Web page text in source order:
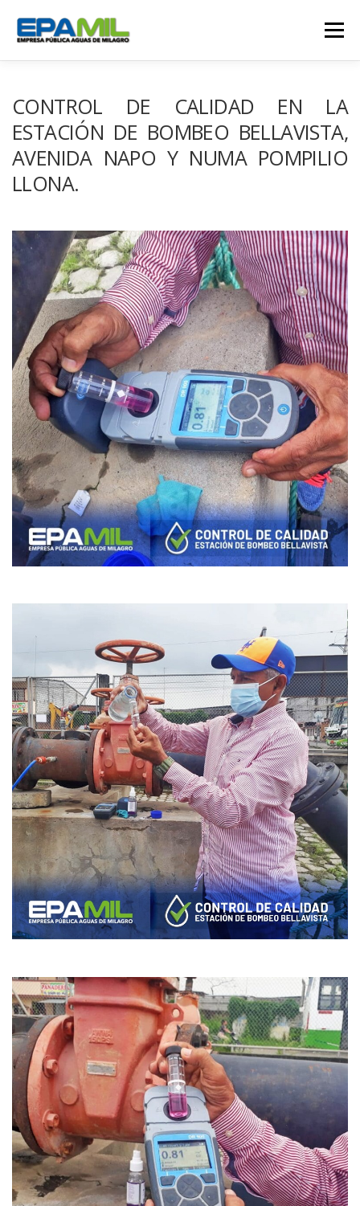
contenido
Menú
TRANSPARENCIA RENDICIÓN DE CUENTAS
TRABAJA CON NOSOTROS SERVICIOS
CONTROL DE CALIDAD EN LA
ESTACIÓN DE BOMBEO BELLAVISTA,
AVENIDA NAPO Y NUMA POMPILIO
LLONA.